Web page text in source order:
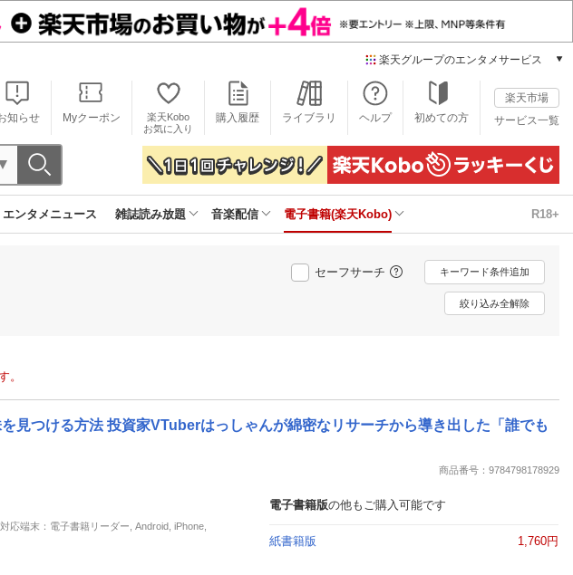
楽天グループのエンタメサービス
本/ゲーム/CD/DVD
楽天ブックス
電子書籍
楽天Kobo
雑誌読み放題
楽天ミュージック
動画配信
楽天TV
動画配信ガイド
エンタメニュース
知らせ Myクーポン
楽天Kobo
お気に入り
購入履歴 ライブラリ ヘルプ 初めての方
楽天市場
サービス一覧
エンタメニュース 雑誌読み放題 音楽配信 電子書籍(楽天Kobo) R18+
セーフサーチ キーワード条件追加
絞り込み全解除
。
見つける方法 投資家VTuberはっしゃんが綿密なリサーチから導き出した「誰でも
商品番号：9784798178929
応端末：電子書籍リーダー, Android, iPhone,
電子書籍版の他もご購入可能です
紙書籍版 1,760円